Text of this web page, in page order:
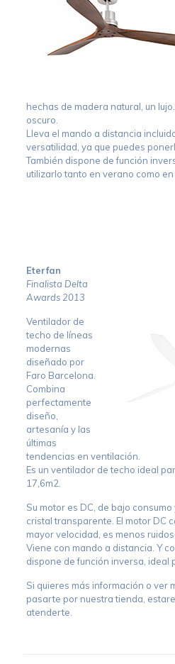
hechas de madera natural, un
oscuro.
Lleva el mando a distancia
versatilidad, ya que puedes
También dispone de función
utilizarlo tanto en verano como
Eterfan
Finalista Delta
Awards 2013
Ventilador de
techo de líneas
modernas
diseñado por
Faro Barcelona.
Combina
perfectamente
diseño,
artesanía y las
últimas
tendencias en ventilación.
Es un ventilador de techo ideal
17,6m2.
Su motor es DC, de bajo
cristal transparente. El motor DC
mayor velocidad, es menos
Viene con mando a distancia. Y
dispone de función inversa, ideal
Si quieres más información o ver
pasarte por nuestra tienda,
atenderte.